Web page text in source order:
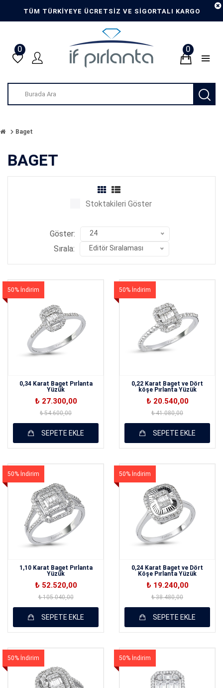
TÜM TÜRKİYEYE ÜCRETSİZ VE SİGORTALI KARGO
0 0
Baget
BAGET
Stoktakileri Göster
Göster: 24
Sırala: Editör Sıralaması
50% İndirim
0,34 Karat Baget Pırlanta
Yüzük
₺ 27.300,00
₺ 54.600,00
SEPETE EKLE
50% İndirim
0,22 Karat Baget ve Dört
köşe Pırlanta Yüzük
₺ 20.540,00
₺ 41.080,00
SEPETE EKLE
50% İndirim
1,10 Karat Baget Pırlanta
Yüzük
₺ 52.520,00
₺ 105.040,00
SEPETE EKLE
50% İndirim
0,24 Karat Baget ve Dört
Köşe Pırlanta Yüzük
₺ 19.240,00
₺ 38.480,00
SEPETE EKLE
50% İndirim 50% İndirim